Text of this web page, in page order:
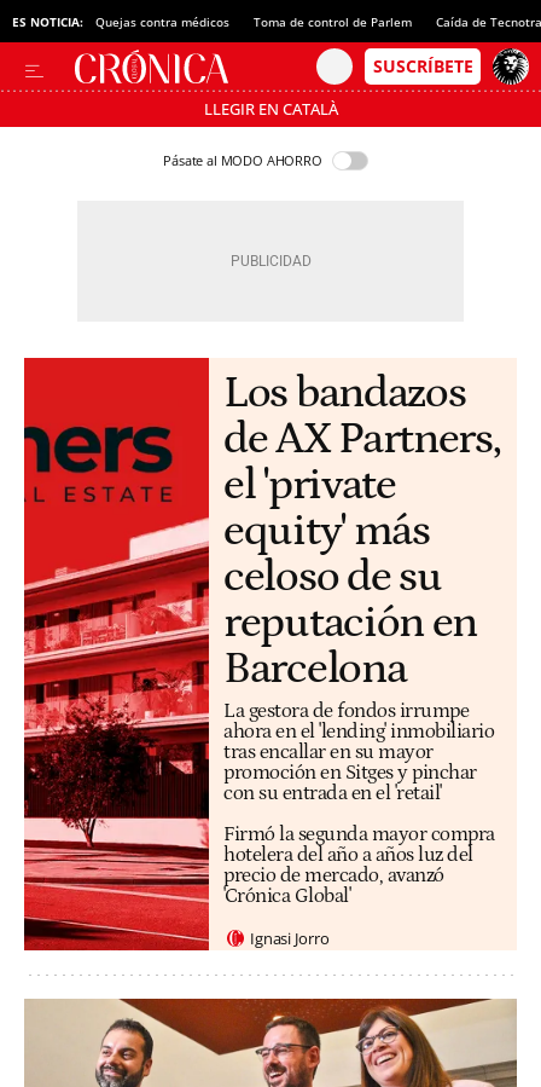
ES NOTICIA: Quejas contra médicos Toma de control de Parlem Caída de
LLEGIR EN CATALÀ
Pásate al MODO AHORRO
Los bandazos
de AX Partners,
el 'private
equity' más
celoso de su
reputación en
Barcelona
La gestora de fondos irrumpe
ahora en el 'lending' inmobiliario
tras encallar en su mayor
promoción en Sitges y pinchar
con su entrada en el 'retail'
Firmó la segunda mayor compra
hotelera del año a años luz del
precio de mercado, avanzó
'Crónica Global'
Ignasi Jorro